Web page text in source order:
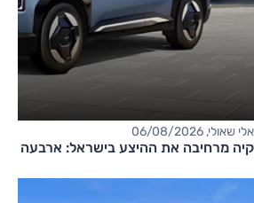
אלי שאולי, 06/08/2026
קיה מרחיבה את ההיצע בישראל: ארבעה